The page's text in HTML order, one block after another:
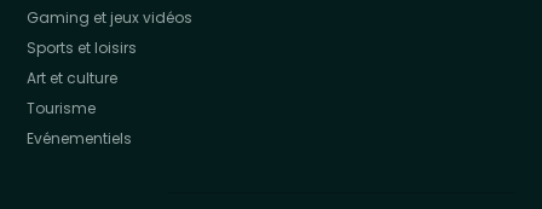
Gaming et jeux vidéos
Sports et loisirs
Art et culture
Tourisme
Evénementiels